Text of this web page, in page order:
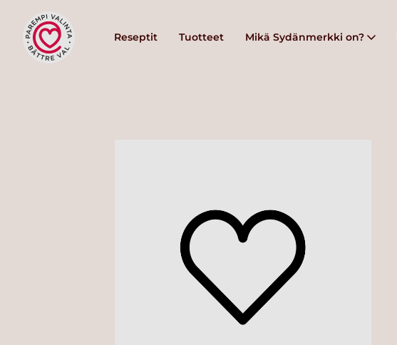
Reseptit Tuotteet Mikä Sydänmerkki on?